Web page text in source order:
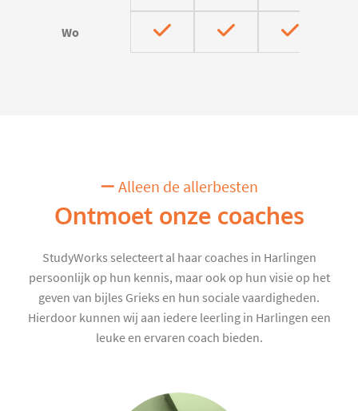
Wo
Alleen de allerbesten
Ontmoet onze coaches
StudyWorks selecteert al haar coaches in Harlingen
persoonlijk op hun kennis, maar ook op hun visie op het
geven van bijles Grieks en hun sociale vaardigheden.
Hierdoor kunnen wij aan iedere leerling in Harlingen een
leuke en ervaren coach bieden.